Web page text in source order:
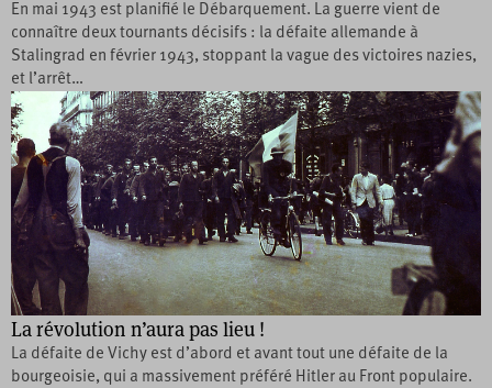
En mai 1943 est planifié le Débarquement. La guerre vient de
connaître deux tournants décisifs : la défaite allemande à
Stalingrad en février 1943, stoppant la vague des victoires nazies,
et l’arrêt…
La révolution n’aura pas lieu !
La défaite de Vichy est d’abord et avant tout une défaite de la
bourgeoisie, qui a massivement préféré Hitler au Front populaire.